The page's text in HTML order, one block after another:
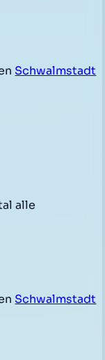
Schwalmstadt
alle
Schwalmstadt